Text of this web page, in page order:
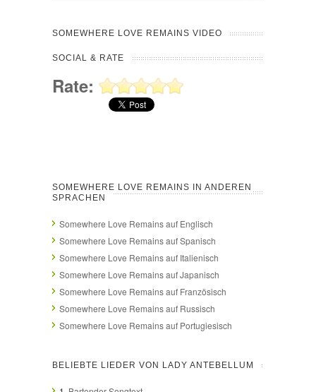
SOMEWHERE LOVE REMAINS VIDEO
SOCIAL & RATE
Rate:
SOMEWHERE LOVE REMAINS IN ANDEREN
SPRACHEN
Somewhere Love Remains auf Englisch
Somewhere Love Remains auf Spanisch
Somewhere Love Remains auf Italienisch
Somewhere Love Remains auf Japanisch
Somewhere Love Remains auf Französisch
Somewhere Love Remains auf Russisch
Somewhere Love Remains auf Portugiesisch
BELIEBTE LIEDER VON LADY ANTEBELLUM